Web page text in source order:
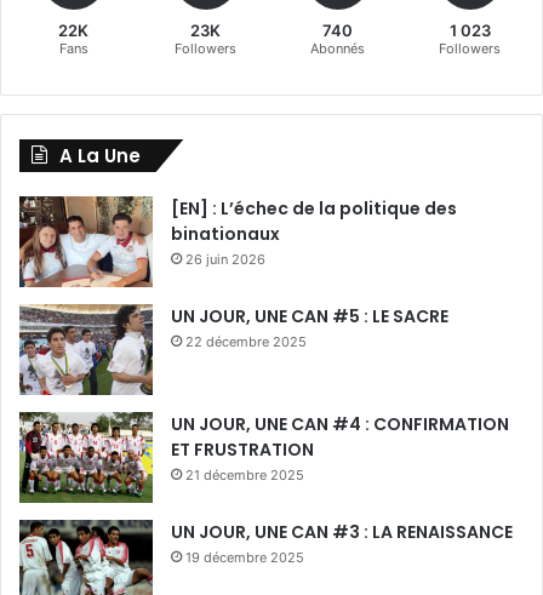
22K
Fans
23K
Followers
740
Abonnés
1 023
Followers
A La Une
[EN] : L’échec de la politique des
binationaux
26 juin 2026
UN JOUR, UNE CAN #5 : LE SACRE
22 décembre 2025
UN JOUR, UNE CAN #4 : CONFIRMATION
ET FRUSTRATION
21 décembre 2025
UN JOUR, UNE CAN #3 : LA RENAISSANCE
19 décembre 2025